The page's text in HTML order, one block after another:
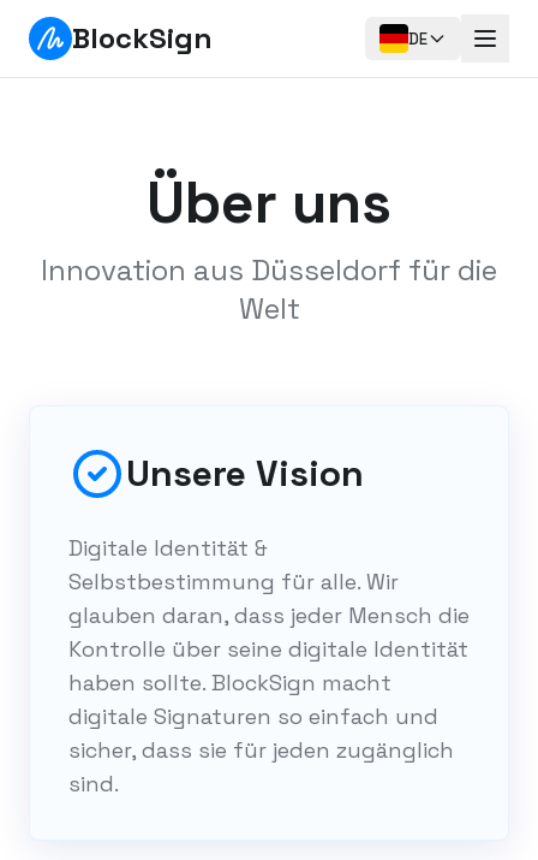
BlockSign DE
Über uns
Innovation aus Düsseldorf für die
Welt
Unsere Vision
Digitale Identität &
Selbstbestimmung für alle. Wir
glauben daran, dass jeder Mensch die
Kontrolle über seine digitale Identität
haben sollte. BlockSign macht
digitale Signaturen so einfach und
sicher, dass sie für jeden zugänglich
sind.